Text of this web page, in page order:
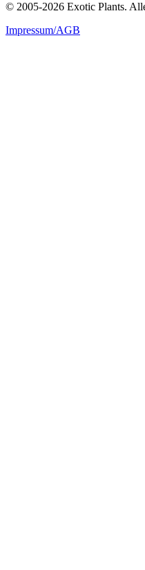
© 2005-2026 Exotic Plants.
Impressum/AGB